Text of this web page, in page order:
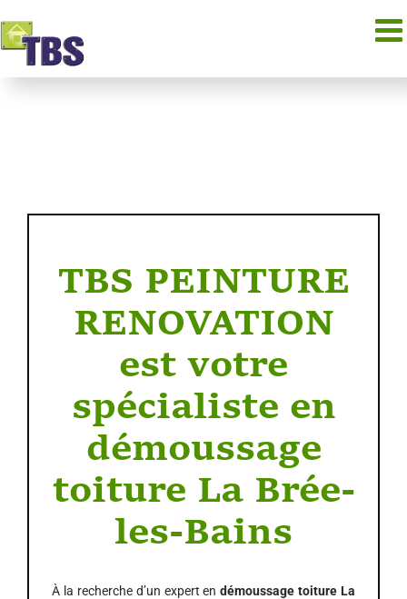
au
contenu
TBS PEINTURE
RENOVATION
est votre
spécialiste en
démoussage
toiture La Brée-
les-Bains
À la recherche d’un expert endémoussage toiture La